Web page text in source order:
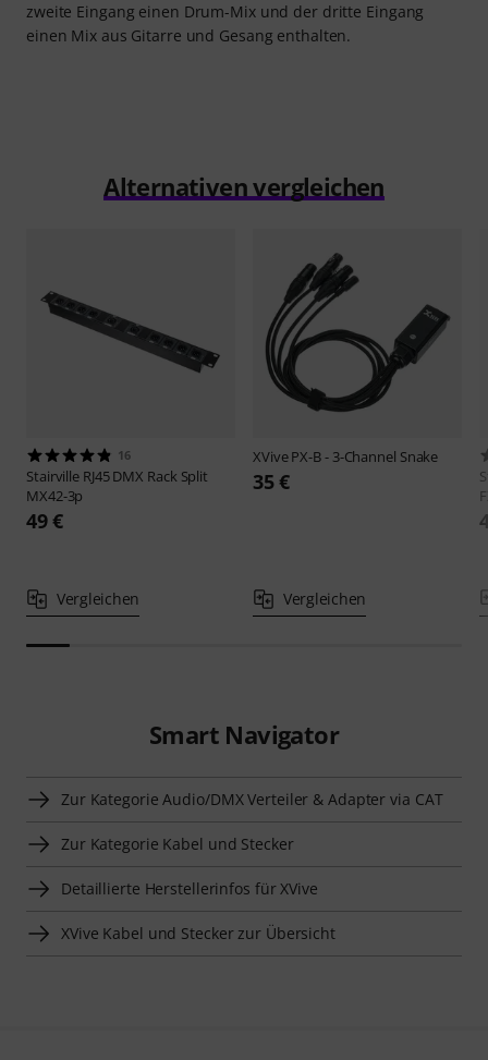
zweite Eingang einen Drum-Mix und der dritte Eingang
einen Mix aus Gitarre und Gesang enthalten.
Alternativen vergleichen
16
Stairville RJ45 DMX Rack Split
MX42-3p
49 €
Vergleichen
XVivePX-B - 3-Channel Snake
35 €
Vergleichen
Smart Navigator
Zur Kategorie Audio/DMX Verteiler & Adapter via CAT
Zur Kategorie Kabel und Stecker
Detaillierte Herstellerinfos für XVive
XVive Kabel und Stecker zur Übersicht